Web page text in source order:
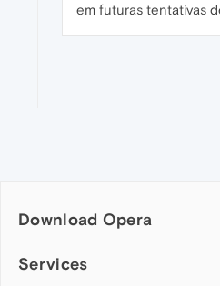
em futuras tentativas
Download Opera
Computer browsers
Services